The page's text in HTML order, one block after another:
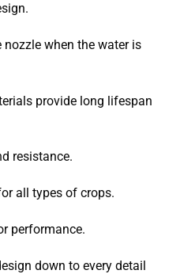
when the water is
provide long lifespan
resistance.
all types of crops.
performance.
down to every detail